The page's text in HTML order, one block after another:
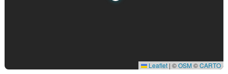
Leaflet | ©OSM©CARTO